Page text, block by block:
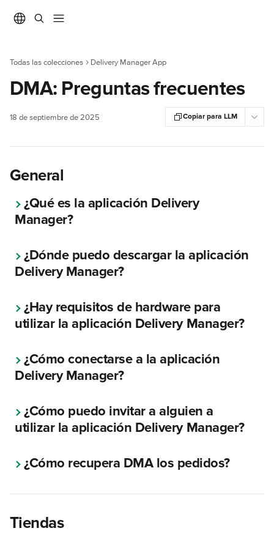
Todas las colecciones Delivery Manager App
DMA: Preguntas frecuentes
18 de septiembre de 2025 Copiar para LLM
General
¿Qué es la aplicación Delivery
Manager?
¿Dónde puedo descargar la aplicación
Delivery Manager?
¿Hay requisitos de hardware para
utilizar la aplicación Delivery Manager?
¿Cómo conectarse a la aplicación
Delivery Manager?
¿Cómo puedo invitar a alguien a
utilizar la aplicación Delivery Manager?
¿Cómo recupera DMA los pedidos?
Tiendas